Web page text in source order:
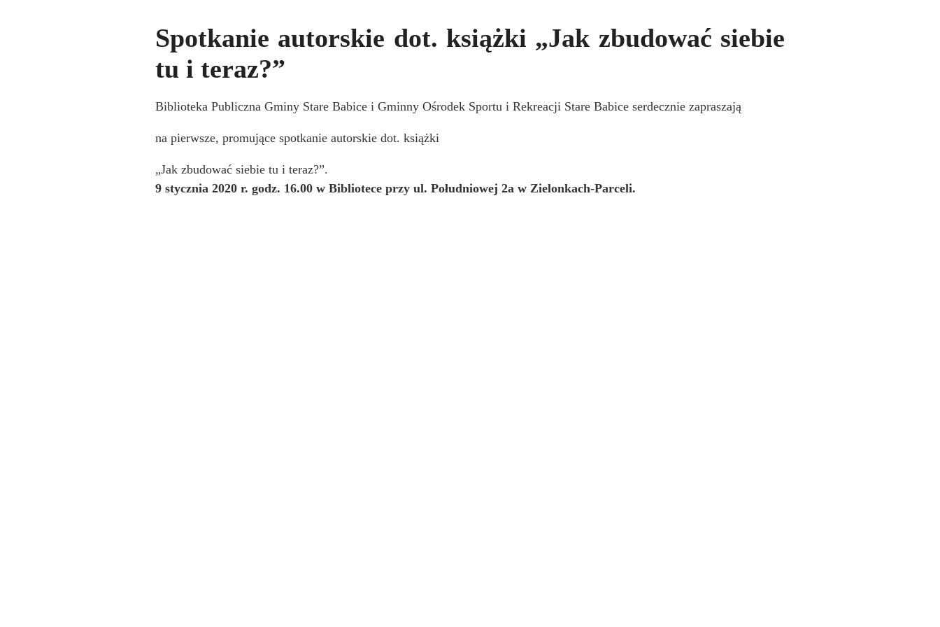
Spotkanie autorskie dot. książki „Jak zbudować siebie
tu i teraz?”
Biblioteka Publiczna Gminy Stare Babice i Gminny Ośrodek Sportu i Rekreacji Stare Babice serdecznie zapraszają
na pierwsze, promujące spotkanie autorskie dot. książki
„Jak zbudować siebie tu i teraz?”.
9 stycznia 2020 r. godz. 16.00 w Bibliotece przy ul. Południowej 2a w Zielonkach-Parceli.